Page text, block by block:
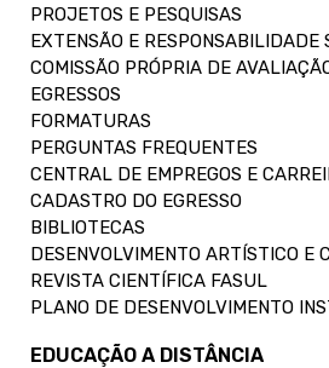
PROJETOS E PESQUISAS
EXTENSÃO E RESPONSABILIDADE
COMISSÃO PRÓPRIA DE
EGRESSOS
FORMATURAS
PERGUNTAS FREQUENTES
CENTRAL DE EMPREGOS E
CADASTRO DO EGRESSO
BIBLIOTECAS
DESENVOLVIMENTO ARTÍSTICO E
REVISTA CIENTÍFICA FASUL
PLANO DE DESENVOLVIMENTO
EDUCAÇÃO A DISTÂNCIA